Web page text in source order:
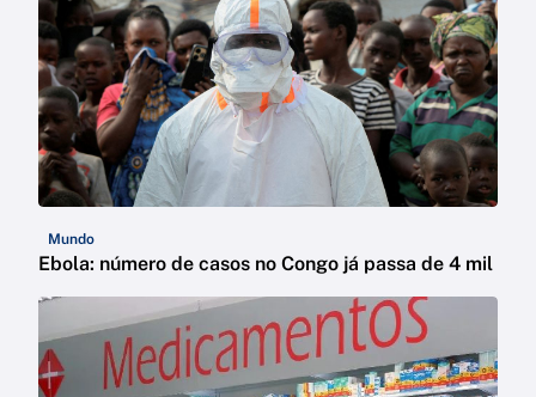
Mundo
Ebola: número de casos no Congo já passa de 4 mil